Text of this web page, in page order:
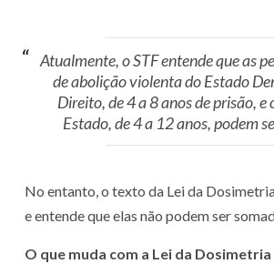
Atualmente, o STF entende que as
de abolição violenta do Estado
Direito, de 4 a 8 anos de prisão, e
Estado, de 4 a 12 anos, podem
No entanto, o texto da Lei da
e entende que elas não podem ser
O que muda com a Lei da Dosimetria